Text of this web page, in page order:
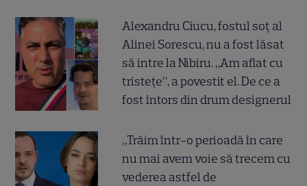
Alexandru Ciucu, fostul soț al
Alinei Sorescu, nu a fost lăsat
să intre la Nibiru. „Am aflat cu
tristețe”, a povestit el. De ce a
fost întors din drum designerul
„Trăim într-o perioadă în care
nu mai avem voie să trecem cu
vederea astfel de